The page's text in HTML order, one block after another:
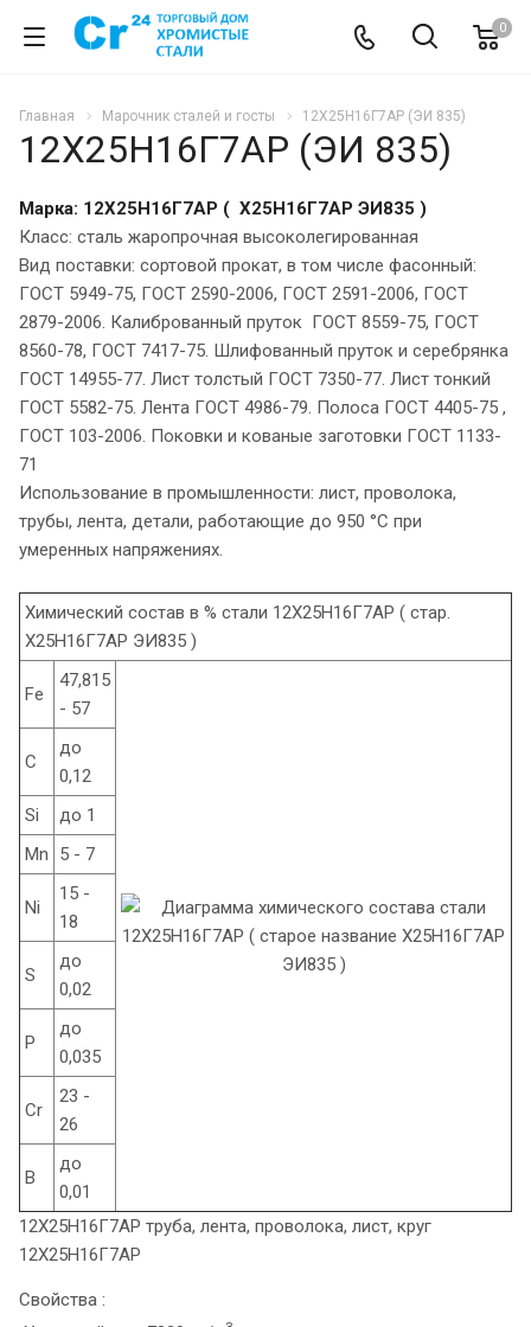
0
Главная Марочник сталей и госты 12Х25Н16Г7АР (ЭИ 835)
12Х25Н16Г7АР (ЭИ 835)
Марка: 12Х25Н16Г7АР ( Х25Н16Г7АР ЭИ835 )
Класс: сталь жаропрочная высоколегированная
Вид поставки: сортовой прокат, в том числе фасонный:
ГОСТ 5949-75, ГОСТ 2590-2006, ГОСТ 2591-2006, ГОСТ
2879-2006. Калиброванный пруток ГОСТ 8559-75, ГОСТ
8560-78, ГОСТ 7417-75. Шлифованный пруток и серебрянка
ГОСТ 14955-77. Лист толстый ГОСТ 7350-77. Лист тонкий
ГОСТ 5582-75. Лента ГОСТ 4986-79. Полоса ГОСТ 4405-75 ,
ГОСТ 103-2006. Поковки и кованые заготовки ГОСТ 1133-
71
Использование в промышленности: лист, проволока,
трубы, лента, детали, работающие до 950 °С при
умеренных напряжениях.
Химический состав в % стали 12Х25Н16Г7АР ( стар.
Х25Н16Г7АР ЭИ835 )
Fe
47,815
- 57
C
до
0,12
Si
до 1
Mn
5 - 7
Ni
15 -
18
S
до
0,02
P
до
0,035
Cr
23 -
26
B
до
0,01
12Х25Н16Г7АР труба, лента, проволока, лист, круг
12Х25Н16Г7АР
Свойства :